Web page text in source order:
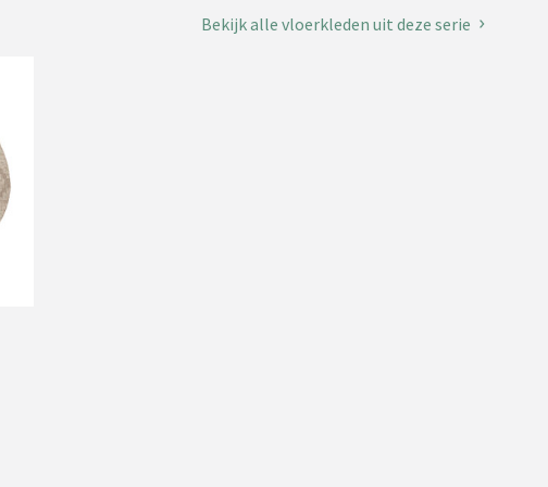
Bekijk alle vloerkleden uit deze serie